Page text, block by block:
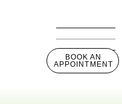
BOOK AN
APPOINTMENT